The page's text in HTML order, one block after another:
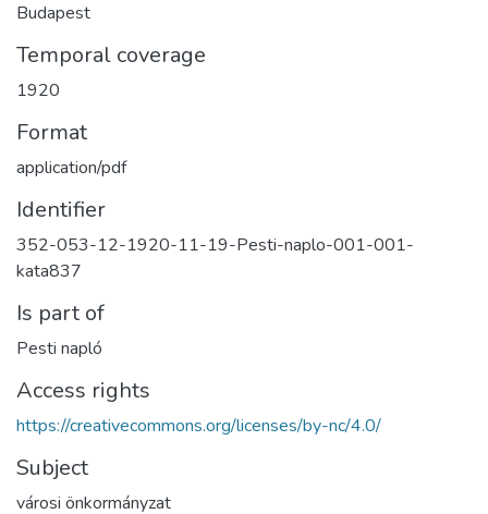
Budapest
Temporal coverage
1920
Format
application/pdf
Identifier
352-053-12-1920-11-19-Pesti-naplo-001-001-
kata837
Is part of
Pesti napló
Access rights
https://creativecommons.org/licenses/by-nc/4.0/
Subject
városi önkormányzat